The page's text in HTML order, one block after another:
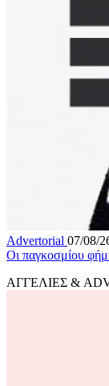
Advertorial 07/08/
Οι παγκοσμίου
ΑΓΓΕΛΙΕΣ &